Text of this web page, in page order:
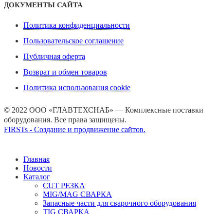
ДОКУМЕНТЫ САЙТА
Политика конфиденциальности
Пользовательское соглашение
Публичная оферта
Возврат и обмен товаров
Политика использования cookie
© 2022 ООО «ГЛАВТЕХСНАБ» — Комплексные поставки
оборудования. Все права защищены.
FIRSTs - Создание и продвижение сайтов.
Главная
Новости
Каталог
CUT РЕЗКА
MIG/MAG СВАРКА
Запасные части для сварочного оборудования
TIG СВАРКА